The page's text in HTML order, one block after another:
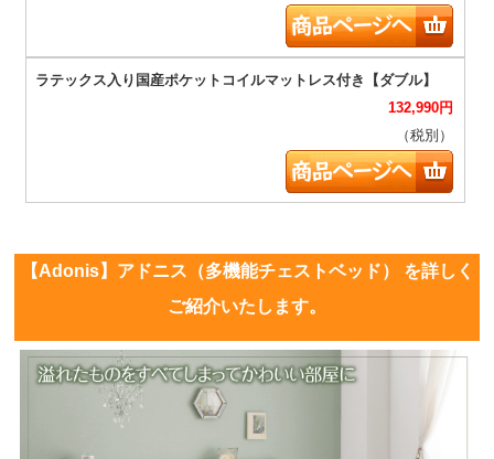
132,990円
（税別）
【Adonis】アドニス（多機能チェストベッド） を詳しく
ご紹介いたします。